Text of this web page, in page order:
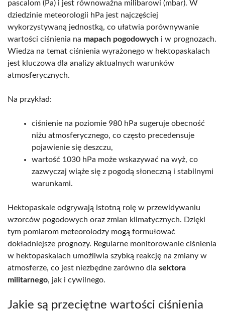
pascalom (Pa) i jest równoważna milibarowi (mbar). W
dziedzinie meteorologii hPa jest najczęściej
wykorzystywaną jednostką, co ułatwia porównywanie
wartości ciśnienia na mapach pogodowych i w prognozach.
Wiedza na temat ciśnienia wyrażonego w hektopaskalach
jest kluczowa dla analizy aktualnych warunków
atmosferycznych.
Na przykład:
ciśnienie na poziomie 980 hPa sugeruje obecność
niżu atmosferycznego, co często precedensuje
pojawienie się deszczu,
wartość 1030 hPa może wskazywać na wyż, co
zazwyczaj wiąże się z pogodą słoneczną i stabilnymi
warunkami.
Hektopaskale odgrywają istotną rolę w przewidywaniu
wzorców pogodowych oraz zmian klimatycznych. Dzięki
tym pomiarom meteorolodzy mogą formułować
dokładniejsze prognozy. Regularne monitorowanie ciśnienia
w hektopaskalach umożliwia szybką reakcję na zmiany w
atmosferze, co jest niezbędne zarówno dla sektora
militarnego, jak i cywilnego.
Jakie są przeciętne wartości ciśnienia